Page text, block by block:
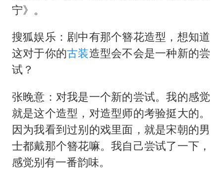
宁》。
搜狐娱乐：剧中有那个簪花造型，想知道
这对于你的古装造型会不会是一种新的尝
试？
张晚意：对我是一个新的尝试。我的感觉
就是这个造型，对造型师的考验挺大的。
因为我看到过别的戏里面，就是宋朝的男
士都戴那个簪花嘛。我自己尝试了一下，
感觉别有一番韵味。